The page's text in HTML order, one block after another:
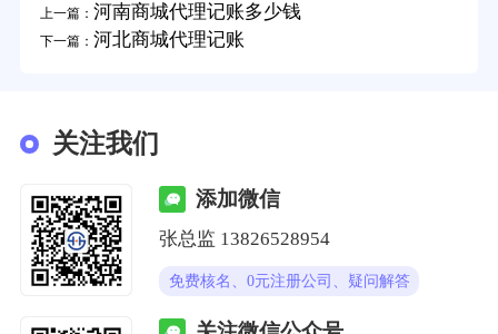
上一篇： 河南商城代理记账多少钱
下一篇： 河北商城代理记账
关注我们
添加微信
张总监 13826528954
免费核名、0元注册公司、疑问解答